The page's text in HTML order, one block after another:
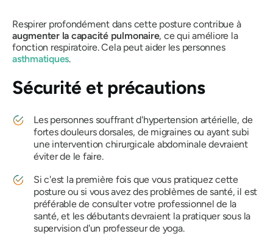
Respirer profondément dans cette posture contribue à
augmenter la capacité pulmonaire, ce qui améliore la
fonction respiratoire. Cela peut aider les personnes
asthmatiques.
Sécurité et précautions
Les personnes souffrant d'hypertension artérielle, de
fortes douleurs dorsales, de migraines ou ayant subi
une intervention chirurgicale abdominale devraient
éviter de le faire.
Si c'est la première fois que vous pratiquez cette
posture ou si vous avez des problèmes de santé, il est
préférable de consulter votre professionnel de la
santé, et les débutants devraient la pratiquer sous la
supervision d'un professeur de yoga.